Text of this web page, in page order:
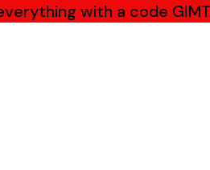
with a code